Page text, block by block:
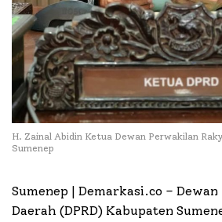
H. Zainal Abidin Ketua Dewan Perwakilan
Sumenep
Sumenep | Demarkasi.co –
Daerah (DPRD) Kabupaten